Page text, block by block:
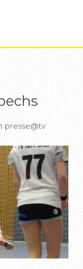
presse@tv